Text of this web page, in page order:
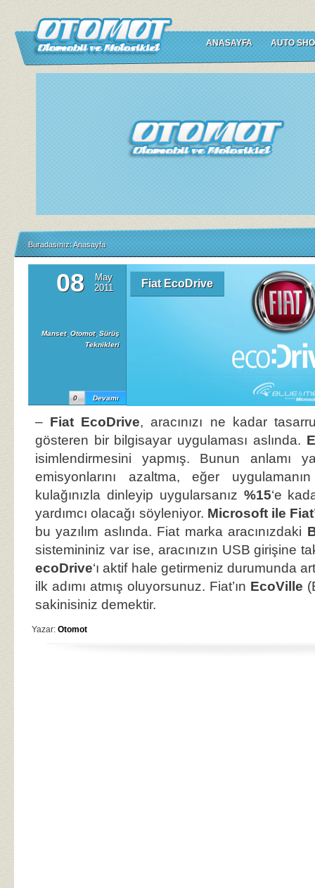
ANASAYFA AUTO
Buradasınız:Anasayfa
08
May
2011
Manset, Otomot, Sürüş
Teknikleri
Devamı
0
Fiat EcoDrive
– Fiat EcoDrive, aracınızı ne kadar
gösteren bir bilgisayar uygulaması aslında.
isimlendirmesini yapmış. Bunun anlamı
emisyonlarını azaltma, eğer
kulağınızla dinleyip uygularsanız %15‘e
yardımcı olacağı söyleniyor. Microsoft ile
bu yazılım aslında. Fiat marka aracınızdaki
sistemininiz var ise, aracınızın USB girişine
ecoDrive‘ı aktif hale getirmeniz durumunda
ilk adımı atmış oluyorsunuz. Fiat’ın EcoVille
sakinisiniz demektir.
Yazar: Otomot